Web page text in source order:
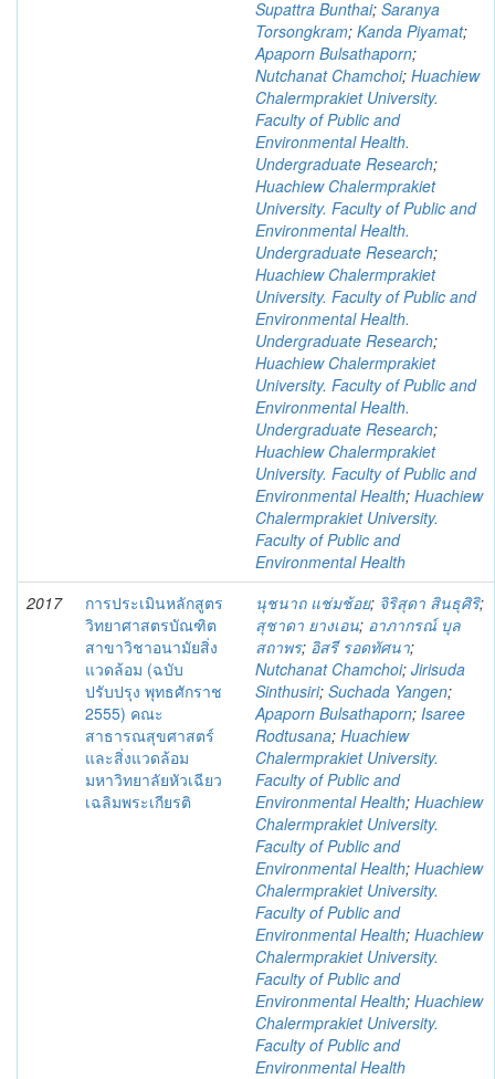
Supattra Bunthai; Saranya
Torsongkram; Kanda Piyamat;
Apaporn Bulsathaporn;
Nutchanat Chamchoi; Huachiew
Chalermprakiet University.
Faculty of Public and
Environmental Health.
Undergraduate Research;
Huachiew Chalermprakiet
University. Faculty of Public and
Environmental Health.
Undergraduate Research;
Huachiew Chalermprakiet
University. Faculty of Public and
Environmental Health.
Undergraduate Research;
Huachiew Chalermprakiet
University. Faculty of Public and
Environmental Health.
Undergraduate Research;
Huachiew Chalermprakiet
University. Faculty of Public and
Environmental Health; Huachiew
Chalermprakiet University.
Faculty of Public and
Environmental Health
2017
การประเมินหลักสูตร
วิทยาศาสตรบัณฑิต
สาขาวิชาอนามัยสิ่ง
แวดล้อม (ฉบับ
ปรับปรุง พุทธศักราช
2555) คณะ
สาธารณสุขศาสตร์
และสิ่งแวดล้อม
มหาวิทยาลัยหัวเฉียว
เฉลิมพระเกียรติ
นุชนาถ แช่มช้อย; จิริสุดา สินธุศิริ;
สุชาดา ยางเอน; อาภากรณ์ บุล
สถาพร; อิสรี รอดทัศนา;
Nutchanat Chamchoi; Jirisuda
Sinthusiri; Suchada Yangen;
Apaporn Bulsathaporn; Isaree
Rodtusana; Huachiew
Chalermprakiet University.
Faculty of Public and
Environmental Health; Huachiew
Chalermprakiet University.
Faculty of Public and
Environmental Health; Huachiew
Chalermprakiet University.
Faculty of Public and
Environmental Health; Huachiew
Chalermprakiet University.
Faculty of Public and
Environmental Health; Huachiew
Chalermprakiet University.
Faculty of Public and
Environmental Health